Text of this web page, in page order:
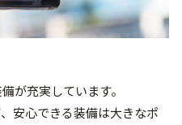
が充実しています。
安心できる装備は大きなポ